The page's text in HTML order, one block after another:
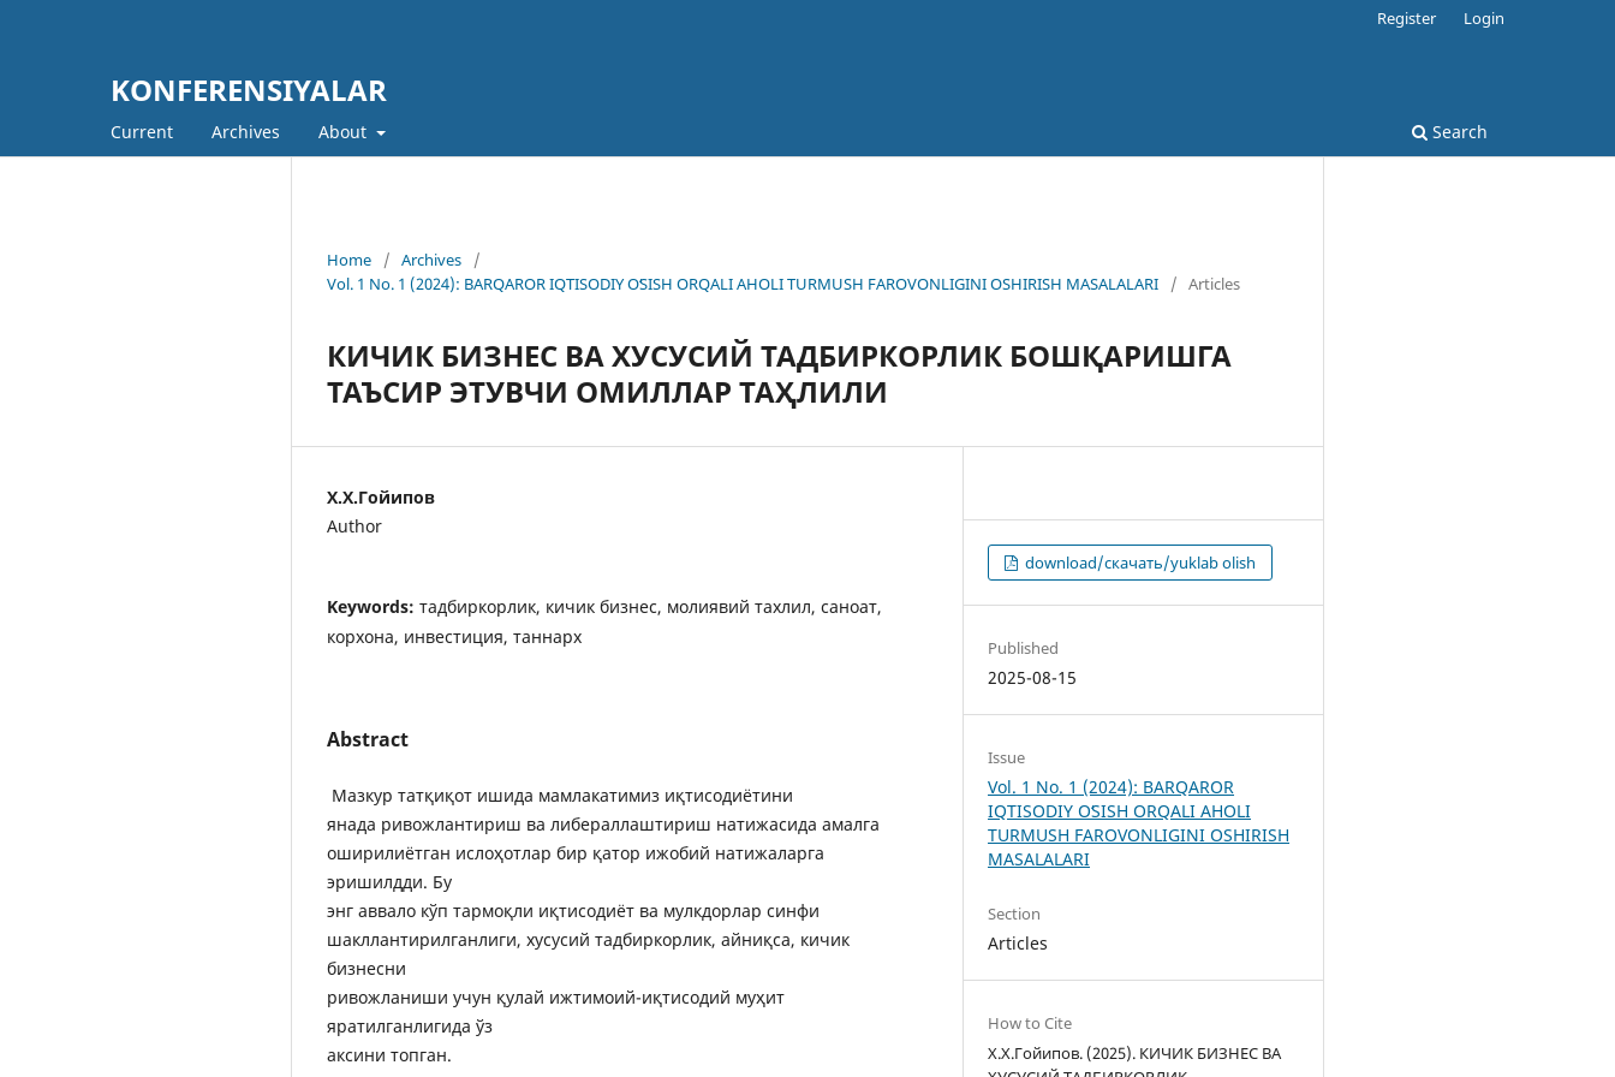
KONFERENSIYALAR
Current Archives About Search
Register Login
Home / Archives
/
Vol. 1 No. 1 (2024): BARQAROR IQTISODIY OʻSISH ORQALI AHOLI TURMUSH FAROVONLIGINI OSHIRISH MASALALARI
/ Articles
КИЧИК БИЗНЕС ВА XУСУСИЙ ТАДБИРКОРЛИК БОШҚАРИШГА
ТАЪСИР ЭТУВЧИ ОМИЛЛАР ТАҲЛИЛИ
Х.Х.Гойипов
Author
Keywords: тадбиркорлик, кичик бизнес, молиявий тахлил, саноат,
корхона, инвестиция, таннарx
Abstract
Мазкур татқиқот ишида мамлакатимиз иқтисодиётини
янада ривожлантириш ва либераллаштириш натижасида амалга
оширилиётган ислоҳотлар бир қатор ижобий натижаларга
эришилдди. Бу
энг аввало кўп тармоқли иқтисодиёт ва мулкдорлар синфи
шакллантирилганлиги, хусусий тадбиркорлик, айниқса, кичик
бизнесни
ривожланиши учун қулай ижтимоий-иқтисодий муҳит
яратилганлигида ўз
аксини топган.
download/скачать/yuklab olish
Published
2025-08-15
Issue
Vol. 1 No. 1 (2024): BARQAROR
IQTISODIY OʻSISH ORQALI AHOLI
TURMUSH FAROVONLIGINI OSHIRISH
MASALALARI
Section
Articles
How to Cite
Х.Х.Гойипов. (2025). КИЧИК БИЗНЕС ВА